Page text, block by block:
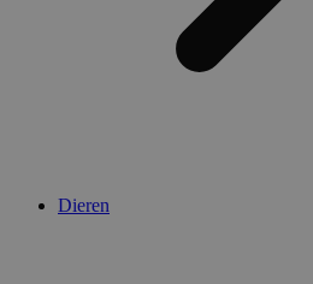
Dieren